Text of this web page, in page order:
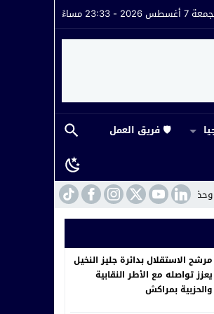
أغسطس 2026 - 23:33 مساءً
🛡️ فريق العمل
القيادة 22:16 مراكش.. القضاء يفتح ملف ابتزاز
مرشح الاستقلال بدائرة جليز النخيل
يعزز تواصله مع الأطر النقابية
والحزبية بمراكش